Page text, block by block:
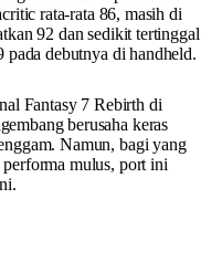
rata-rata 86, masih di
92 dan sedikit tertinggal
pada debutnya di handheld.
Fantasy 7 Rebirth di
berusaha keras
Namun, bagi yang
mulus, port ini